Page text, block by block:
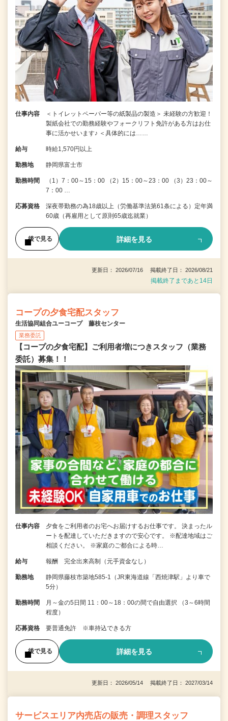
仕事内容
＜トイレットペーパー等の紙製品の製造＞ 未経験の方歓迎！
製紙会社での勤務経験やフォークリフト免許がある方はお仕
事に活かせいます♪ ＜具体的には……
給与 時給1,570円以上
勤務地 静岡県富士市
勤務時間
（1）7：00～15：00 （2）15：00～23：00 （3）23：00～
7：00 …
応募資格
深夜帯勤務の為18歳以上（労働基準法第61条による）定年満
60歳（再雇用として原則65歳迄就業）
後で見る 詳細を見る
更新日： 2026/07/16 掲載終了日： 2026/08/21
掲載終了まであと14日
コープの夕食宅配スタッフ
生活協同組合ユーコープ 藤枝センター
業務委託
【コープの夕食宅配】ご利用者増につきスタッフ（業務
委託）募集！！
仕事内容
夕食をご利用者のお宅へお届けするお仕事です。 決まったル
ートを配達していただきますので安心です。 ※配達地域はご
相談ください。 ※家庭のご都合による時…
給与 報酬 完全出来高制（元手資金なし）
勤務地
静岡県藤枝市築地585-1（JR東海道線「西焼津駅」より車で
5分）
勤務時間
月～金の5日間 11：00～18：00の間で自由選択 （3～6時間
程度）
応募資格 要普通免許 ※車持込できる方
後で見る 詳細を見る
更新日： 2026/05/14 掲載終了日： 2027/03/14
サービスエリア内売店の販売・調理スタッフ